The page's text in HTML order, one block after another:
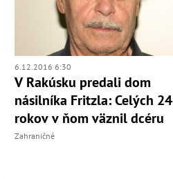
6.12.2016 6:30
V Rakúsku predali dom
násilníka Fritzla: Celých 24
rokov v ňom väznil dcéru
Zahraničné